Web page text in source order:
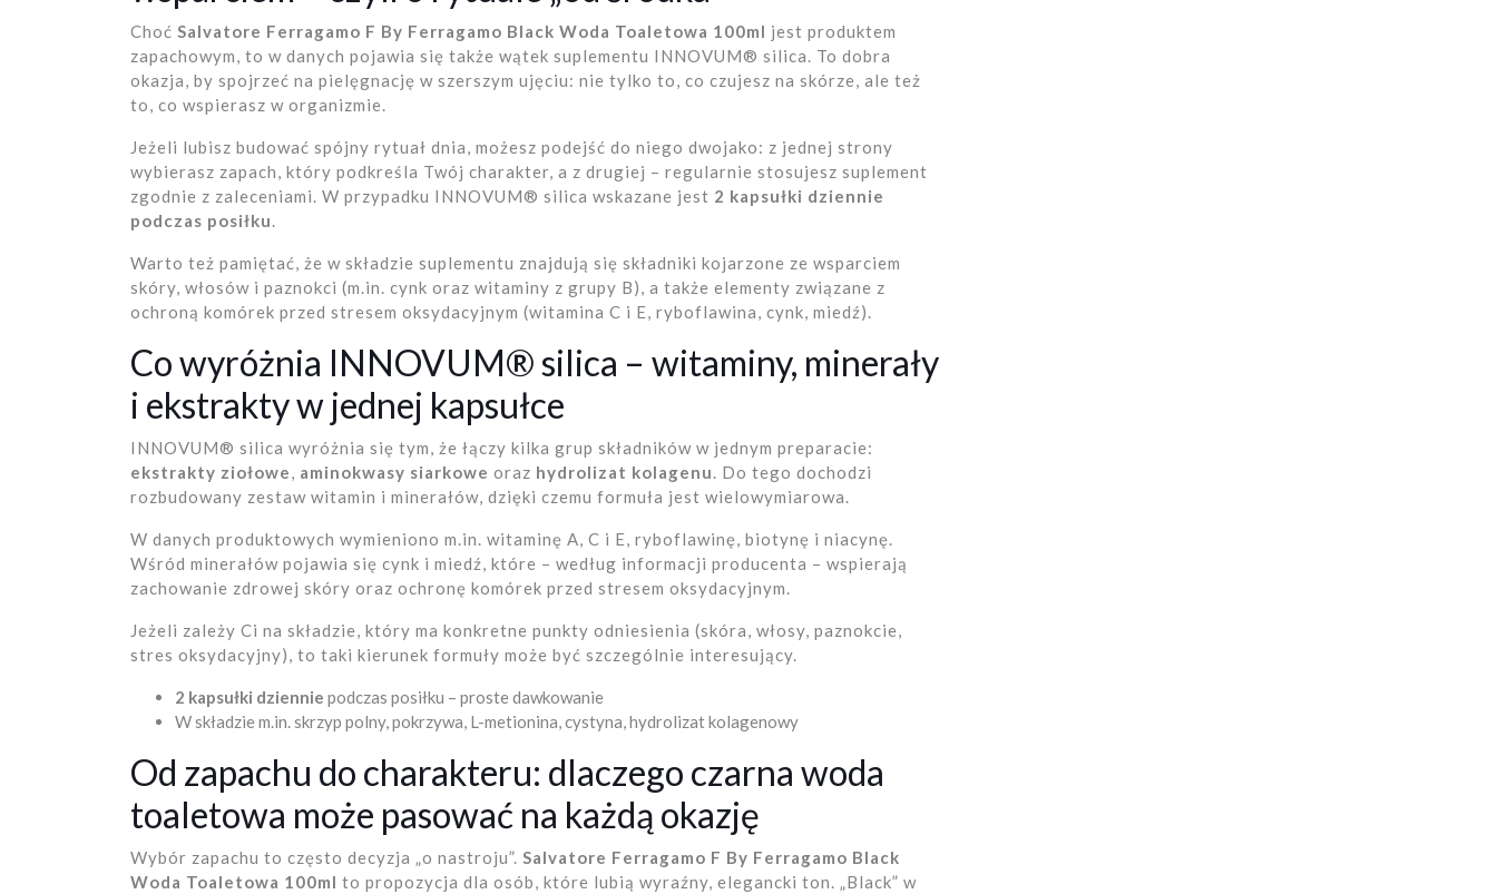
Choć Salvatore Ferragamo F By Ferragamo Black Woda Toaletowa 100ml jest produktem
zapachowym, to w danych pojawia się także wątek suplementu INNOVUM® silica. To dobra
okazja, by spojrzeć na pielęgnację w szerszym ujęciu: nie tylko to, co czujesz na skórze, ale też
to, co wspierasz w organizmie.
Jeżeli lubisz budować spójny rytuał dnia, możesz podejść do niego dwojako: z jednej strony
wybierasz zapach, który podkreśla Twój charakter, a z drugiej – regularnie stosujesz suplement
zgodnie z zaleceniami. W przypadku INNOVUM® silica wskazane jest 2 kapsułki dziennie
podczas posiłku.
Warto też pamiętać, że w składzie suplementu znajdują się składniki kojarzone ze wsparciem
skóry, włosów i paznokci (m.in. cynk oraz witaminy z grupy B), a także elementy związane z
ochroną komórek przed stresem oksydacyjnym (witamina C i E, ryboflawina, cynk, miedź).
Co wyróżnia INNOVUM® silica – witaminy, minerały
i ekstrakty w jednej kapsułce
INNOVUM® silica wyróżnia się tym, że łączy kilka grup składników w jednym preparacie:
ekstrakty ziołowe, aminokwasy siarkowe oraz hydrolizat kolagenu. Do tego dochodzi
rozbudowany zestaw witamin i minerałów, dzięki czemu formuła jest wielowymiarowa.
W danych produktowych wymieniono m.in. witaminę A, C i E, ryboflawinę, biotynę i niacynę.
Wśród minerałów pojawia się cynk i miedź, które – według informacji producenta – wspierają
zachowanie zdrowej skóry oraz ochronę komórek przed stresem oksydacyjnym.
Jeżeli zależy Ci na składzie, który ma konkretne punkty odniesienia (skóra, włosy, paznokcie,
stres oksydacyjny), to taki kierunek formuły może być szczególnie interesujący.
2 kapsułki dziennie podczas posiłku – proste dawkowanie
W składzie m.in. skrzyp polny, pokrzywa, L-metionina, cystyna, hydrolizat kolagenowy
Od zapachu do charakteru: dlaczego czarna woda
toaletowa może pasować na każdą okazję
Wybór zapachu to często decyzja „o nastroju”. Salvatore Ferragamo F By Ferragamo Black
Woda Toaletowa 100ml to propozycja dla osób, które lubią wyraźny, elegancki ton. „Black” w